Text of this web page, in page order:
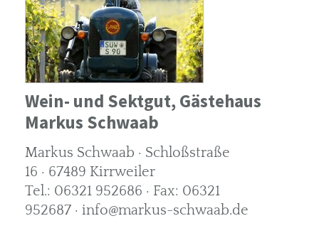
Wein- und Sektgut, Gästehaus
Markus Schwaab
Markus Schwaab · Schloßstraße
16 · 67489 Kirrweiler
Tel.: 06321 952686 · Fax: 06321
952687 · info@markus-schwaab.de